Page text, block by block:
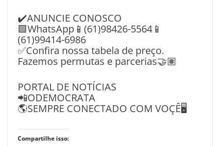
✔️ANUNCIE CONOSCO
🟩WhatsApp📱(61)98426-5564📱
(61)99414-6986
✅Confira nossa tabela de preço.
Fazemos permutas e parcerias🤝🏽
PORTAL DE NOTÍCIAS
📲ODEMOCRATA
🌎SEMPRE CONECTADO COM VOÇÊ🖥️
Compartilhe isso: